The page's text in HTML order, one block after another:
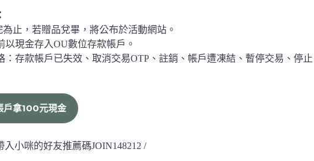
為止，若贈品兌畢，將公布於活動網站。
以現金存入OU數位存款帳戶。
：存款帳戶已失效、取消交易OTP、註銷、帳戶遭凍結、暫停交易、停止
戶拿100元現金
小咪的好友推薦碼JOIN148212 /